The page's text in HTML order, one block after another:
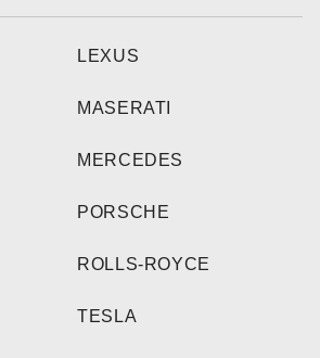
LEXUS
MASERATI
MERCEDES
PORSCHE
ROLLS-ROYCE
TESLA